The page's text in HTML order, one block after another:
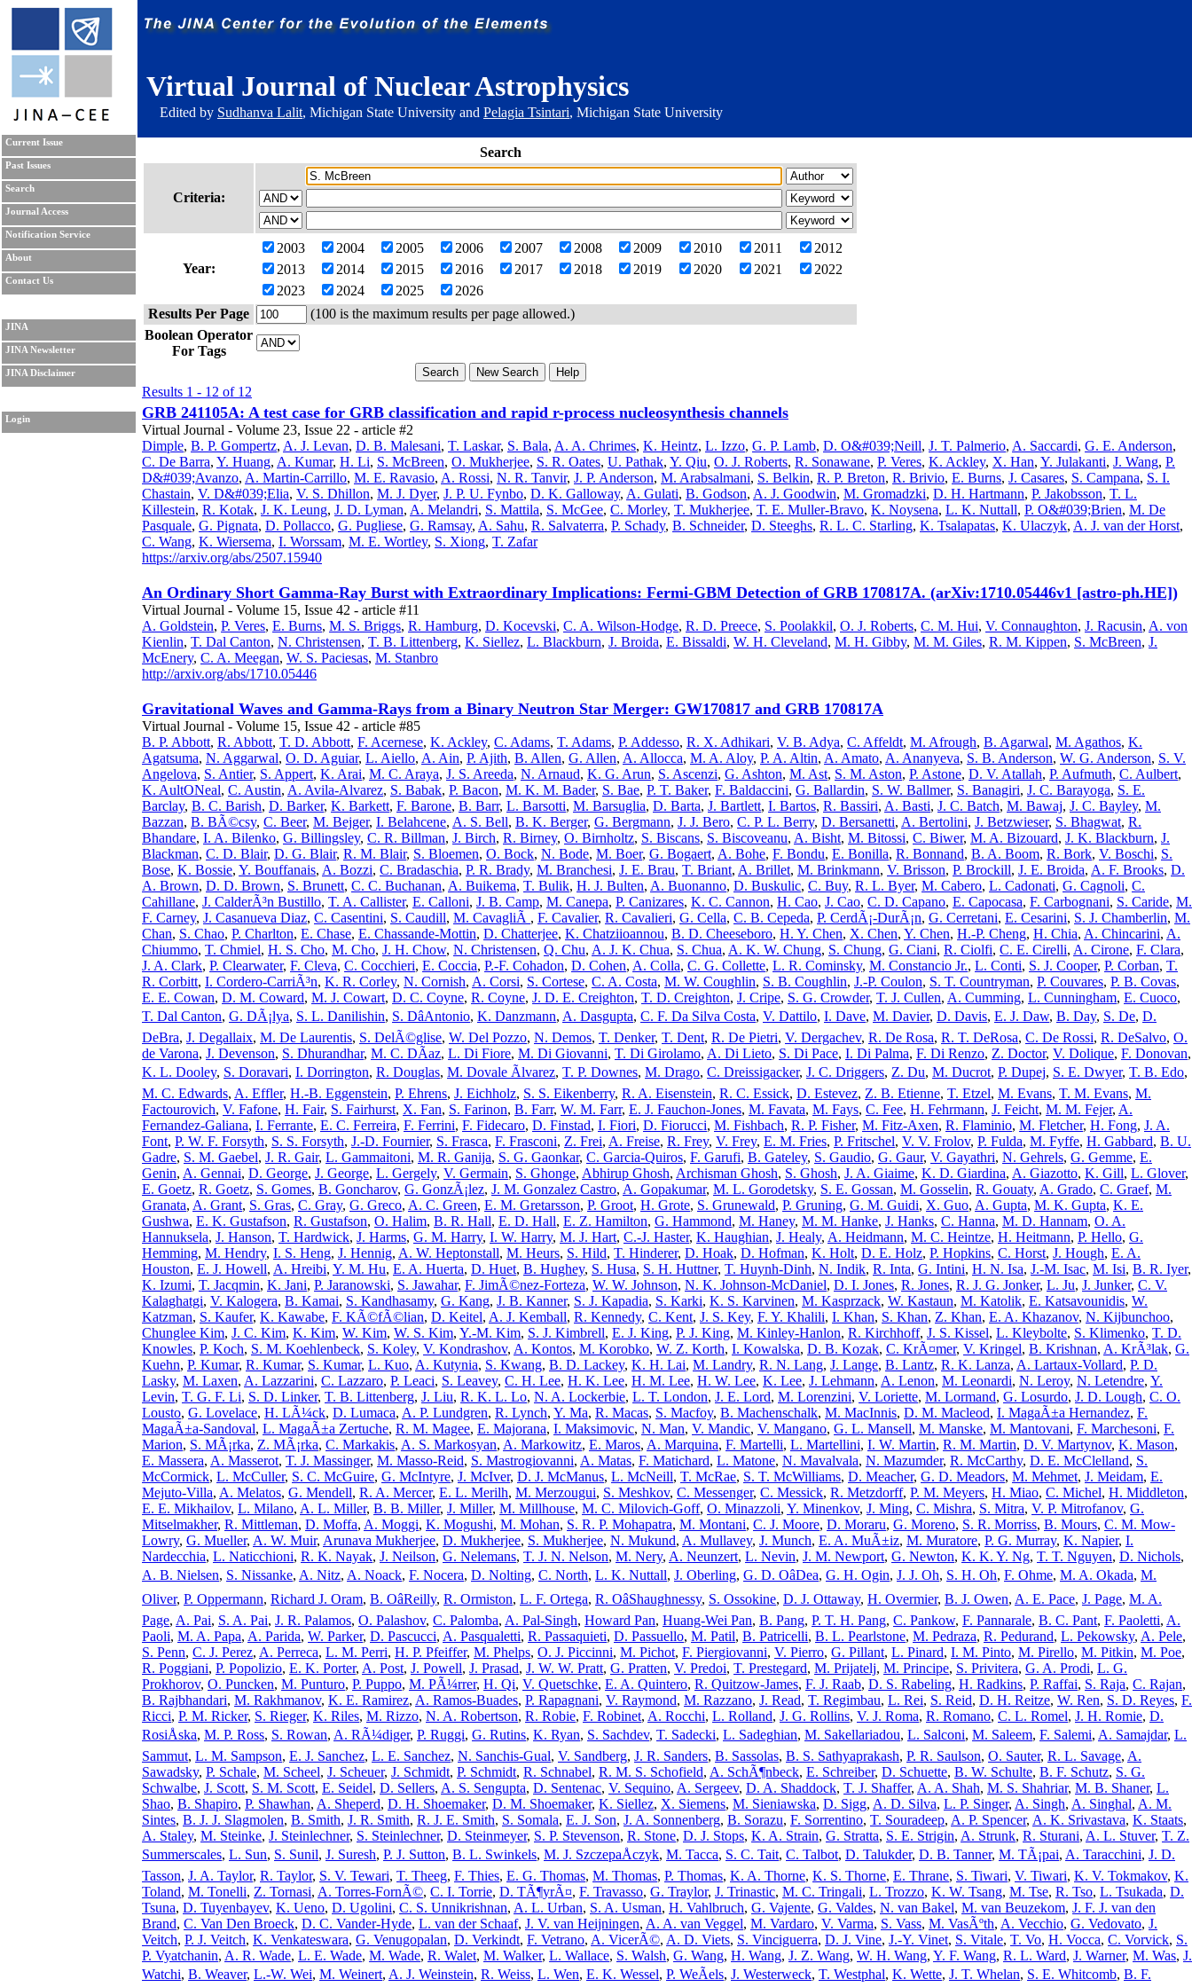
Virtual Journal of Nuclear Astrophysics
Edited by Sudhanva Lalit, Michigan State University and Pelagia Tsintari, Michigan State University
Current Issue
Past Issues
Search
Journal Access
Notification Service
About
Contact Us
JINA
JINA Newsletter
JINA Disclaimer
Login
Search
Criteria:
Year:
2003 2004 2005 2006 2007 2008 2009 2010 2011
2012
2013
2014 2015 2016 2017 2018 2019 2020 2021
2022
2023
2024 2025
2026
Results Per Page
(100 is the maximum results per page allowed.)
Boolean Operator
For Tags
Results 1 - 12 of 12
GRB 241105A: A test case for GRB classification and rapid r-process nucleosynthesis channels
Virtual Journal - Volume 23, Issue 22 - article #2
Dimple, B. P. Gompertz, A. J. Levan, D. B. Malesani, T. Laskar, S. Bala, A. A. Chrimes, K. Heintz, L. Izzo, G. P. Lamb, D. O&#039;Neill, J. T. Palmerio, A. Saccardi, G. E. Anderson,
C. De Barra, Y. Huang, A. Kumar, H. Li, S. McBreen, O. Mukherjee, S. R. Oates, U. Pathak, Y. Qiu, O. J. Roberts, R. Sonawane, P. Veres, K. Ackley, X. Han, Y. Julakanti, J. Wang, P.
D&#039;Avanzo, A. Martin-Carrillo, M. E. Ravasio, A. Rossi, N. R. Tanvir, J. P. Anderson, M. Arabsalmani, S. Belkin, R. P. Breton, R. Brivio, E. Burns, J. Casares, S. Campana, S. I.
Chastain, V. D&#039;Elia, V. S. Dhillon, M. J. Dyer, J. P. U. Fynbo, D. K. Galloway, A. Gulati, B. Godson, A. J. Goodwin, M. Gromadzki, D. H. Hartmann, P. Jakobsson, T. L.
Killestein, R. Kotak, J. K. Leung, J. D. Lyman, A. Melandri, S. Mattila, S. McGee, C. Morley, T. Mukherjee, T. E. Muller-Bravo, K. Noysena, L. K. Nuttall, P. O&#039;Brien, M. De
Pasquale, G. Pignata, D. Pollacco, G. Pugliese, G. Ramsay, A. Sahu, R. Salvaterra, P. Schady, B. Schneider, D. Steeghs, R. L. C. Starling, K. Tsalapatas, K. Ulaczyk, A. J. van der Horst,
C. Wang, K. Wiersema, I. Worssam, M. E. Wortley, S. Xiong, T. Zafar
https://arxiv.org/abs/2507.15940
An Ordinary Short Gamma-Ray Burst with Extraordinary Implications: Fermi-GBM Detection of GRB 170817A. (arXiv:1710.05446v1 [astro-ph.HE])
Virtual Journal - Volume 15, Issue 42 - article #11
A. Goldstein, P. Veres, E. Burns, M. S. Briggs, R. Hamburg, D. Kocevski, C. A. Wilson-Hodge, R. D. Preece, S. Poolakkil, O. J. Roberts, C. M. Hui, V. Connaughton, J. Racusin, A. von
Kienlin, T. Dal Canton, N. Christensen, T. B. Littenberg, K. Siellez, L. Blackburn, J. Broida, E. Bissaldi, W. H. Cleveland, M. H. Gibby, M. M. Giles, R. M. Kippen, S. McBreen, J.
McEnery, C. A. Meegan, W. S. Paciesas, M. Stanbro
http://arxiv.org/abs/1710.05446
Gravitational Waves and Gamma-Rays from a Binary Neutron Star Merger: GW170817 and GRB 170817A
Virtual Journal - Volume 15, Issue 42 - article #85
B. P. Abbott, R. Abbott, T. D. Abbott, F. Acernese, K. Ackley, C. Adams, T. Adams, P. Addesso, R. X. Adhikari, V. B. Adya, C. Affeldt, M. Afrough, B. Agarwal, M. Agathos, K.
Agatsuma, N. Aggarwal, O. D. Aguiar, L. Aiello, A. Ain, P. Ajith, B. Allen, G. Allen, A. Allocca, M. A. Aloy, P. A. Altin, A. Amato, A. Ananyeva, S. B. Anderson, W. G. Anderson, S. V.
Angelova, S. Antier, S. Appert, K. Arai, M. C. Araya, J. S. Areeda, N. Arnaud, K. G. Arun, S. Ascenzi, G. Ashton, M. Ast, S. M. Aston, P. Astone, D. V. Atallah, P. Aufmuth, C. Aulbert,
K. AultONeal, C. Austin, A. Avila-Alvarez, S. Babak, P. Bacon, M. K. M. Bader, S. Bae, P. T. Baker, F. Baldaccini, G. Ballardin, S. W. Ballmer, S. Banagiri, J. C. Barayoga, S. E.
Barclay, B. C. Barish, D. Barker, K. Barkett, F. Barone, B. Barr, L. Barsotti, M. Barsuglia, D. Barta, J. Bartlett, I. Bartos, R. Bassiri, A. Basti, J. C. Batch, M. Bawaj, J. C. Bayley, M.
Bazzan, B. BÃ©csy, C. Beer, M. Bejger, I. Belahcene, A. S. Bell, B. K. Berger, G. Bergmann, J. J. Bero, C. P. L. Berry, D. Bersanetti, A. Bertolini, J. Betzwieser, S. Bhagwat, R.
Bhandare, I. A. Bilenko, G. Billingsley, C. R. Billman, J. Birch, R. Birney, O. Birnholtz, S. Biscans, S. Biscoveanu, A. Bisht, M. Bitossi, C. Biwer, M. A. Bizouard, J. K. Blackburn, J.
Blackman, C. D. Blair, D. G. Blair, R. M. Blair, S. Bloemen, O. Bock, N. Bode, M. Boer, G. Bogaert, A. Bohe, F. Bondu, E. Bonilla, R. Bonnand, B. A. Boom, R. Bork, V. Boschi, S.
Bose, K. Bossie, Y. Bouffanais, A. Bozzi, C. Bradaschia, P. R. Brady, M. Branchesi, J. E. Brau, T. Briant, A. Brillet, M. Brinkmann, V. Brisson, P. Brockill, J. E. Broida, A. F. Brooks, D.
A. Brown, D. D. Brown, S. Brunett, C. C. Buchanan, A. Buikema, T. Bulik, H. J. Bulten, A. Buonanno, D. Buskulic, C. Buy, R. L. Byer, M. Cabero, L. Cadonati, G. Cagnoli, C.
Cahillane, J. CalderÃ³n Bustillo, T. A. Callister, E. Calloni, J. B. Camp, M. Canepa, P. Canizares, K. C. Cannon, H. Cao, J. Cao, C. D. Capano, E. Capocasa, F. Carbognani, S. Caride, M.
F. Carney, J. Casanueva Diaz, C. Casentini, S. Caudill, M. CavagliÃ , F. Cavalier, R. Cavalieri, G. Cella, C. B. Cepeda, P. CerdÃ¡-DurÃ¡n, G. Cerretani, E. Cesarini, S. J. Chamberlin, M.
Chan, S. Chao, P. Charlton, E. Chase, E. Chassande-Mottin, D. Chatterjee, K. Chatziioannou, B. D. Cheeseboro, H. Y. Chen, X. Chen, Y. Chen, H.-P. Cheng, H. Chia, A. Chincarini, A.
Chiummo, T. Chmiel, H. S. Cho, M. Cho, J. H. Chow, N. Christensen, Q. Chu, A. J. K. Chua, S. Chua, A. K. W. Chung, S. Chung, G. Ciani, R. Ciolfi, C. E. Cirelli, A. Cirone, F. Clara,
J. A. Clark, P. Clearwater, F. Cleva, C. Cocchieri, E. Coccia, P.-F. Cohadon, D. Cohen, A. Colla, C. G. Collette, L. R. Cominsky, M. Constancio Jr., L. Conti, S. J. Cooper, P. Corban, T.
R. Corbitt, I. Cordero-CarriÃ³n, K. R. Corley, N. Cornish, A. Corsi, S. Cortese, C. A. Costa, M. W. Coughlin, S. B. Coughlin, J.-P. Coulon, S. T. Countryman, P. Couvares, P. B. Covas,
E. E. Cowan, D. M. Coward, M. J. Cowart, D. C. Coyne, R. Coyne, J. D. E. Creighton, T. D. Creighton, J. Cripe, S. G. Crowder, T. J. Cullen, A. Cumming, L. Cunningham, E. Cuoco,
T. Dal Canton, G. DÃ¡lya, S. L. Danilishin, S. DâAntonio, K. Danzmann, A. Dasgupta, C. F. Da Silva Costa, V. Dattilo, I. Dave, M. Davier, D. Davis, E. J. Daw, B. Day, S. De, D.
DeBra, J. Degallaix, M. De Laurentis, S. DelÃ©glise, W. Del Pozzo, N. Demos, T. Denker, T. Dent, R. De Pietri, V. Dergachev, R. De Rosa, R. T. DeRosa, C. De Rossi, R. DeSalvo, O.
de Varona, J. Devenson, S. Dhurandhar, M. C. DÃ­az, L. Di Fiore, M. Di Giovanni, T. Di Girolamo, A. Di Lieto, S. Di Pace, I. Di Palma, F. Di Renzo, Z. Doctor, V. Dolique, F. Donovan,
K. L. Dooley, S. Doravari, I. Dorrington, R. Douglas, M. Dovale Ãlvarez, T. P. Downes, M. Drago, C. Dreissigacker, J. C. Driggers, Z. Du, M. Ducrot, P. Dupej, S. E. Dwyer, T. B. Edo,
M. C. Edwards, A. Effler, H.-B. Eggenstein, P. Ehrens, J. Eichholz, S. S. Eikenberry, R. A. Eisenstein, R. C. Essick, D. Estevez, Z. B. Etienne, T. Etzel, M. Evans, T. M. Evans, M.
Factourovich, V. Fafone, H. Fair, S. Fairhurst, X. Fan, S. Farinon, B. Farr, W. M. Farr, E. J. Fauchon-Jones, M. Favata, M. Fays, C. Fee, H. Fehrmann, J. Feicht, M. M. Fejer, A.
Fernandez-Galiana, I. Ferrante, E. C. Ferreira, F. Ferrini, F. Fidecaro, D. Finstad, I. Fiori, D. Fiorucci, M. Fishbach, R. P. Fisher, M. Fitz-Axen, R. Flaminio, M. Fletcher, H. Fong, J. A.
Font, P. W. F. Forsyth, S. S. Forsyth, J.-D. Fournier, S. Frasca, F. Frasconi, Z. Frei, A. Freise, R. Frey, V. Frey, E. M. Fries, P. Fritschel, V. V. Frolov, P. Fulda, M. Fyffe, H. Gabbard, B. U.
Gadre, S. M. Gaebel, J. R. Gair, L. Gammaitoni, M. R. Ganija, S. G. Gaonkar, C. Garcia-Quiros, F. Garufi, B. Gateley, S. Gaudio, G. Gaur, V. Gayathri, N. Gehrels, G. Gemme, E.
Genin, A. Gennai, D. George, J. George, L. Gergely, V. Germain, S. Ghonge, Abhirup Ghosh, Archisman Ghosh, S. Ghosh, J. A. Giaime, K. D. Giardina, A. Giazotto, K. Gill, L. Glover,
E. Goetz, R. Goetz, S. Gomes, B. Goncharov, G. GonzÃ¡lez, J. M. Gonzalez Castro, A. Gopakumar, M. L. Gorodetsky, S. E. Gossan, M. Gosselin, R. Gouaty, A. Grado, C. Graef, M.
Granata, A. Grant, S. Gras, C. Gray, G. Greco, A. C. Green, E. M. Gretarsson, P. Groot, H. Grote, S. Grunewald, P. Gruning, G. M. Guidi, X. Guo, A. Gupta, M. K. Gupta, K. E.
Gushwa, E. K. Gustafson, R. Gustafson, O. Halim, B. R. Hall, E. D. Hall, E. Z. Hamilton, G. Hammond, M. Haney, M. M. Hanke, J. Hanks, C. Hanna, M. D. Hannam, O. A.
Hannuksela, J. Hanson, T. Hardwick, J. Harms, G. M. Harry, I. W. Harry, M. J. Hart, C.-J. Haster, K. Haughian, J. Healy, A. Heidmann, M. C. Heintze, H. Heitmann, P. Hello, G.
Hemming, M. Hendry, I. S. Heng, J. Hennig, A. W. Heptonstall, M. Heurs, S. Hild, T. Hinderer, D. Hoak, D. Hofman, K. Holt, D. E. Holz, P. Hopkins, C. Horst, J. Hough, E. A.
Houston, E. J. Howell, A. Hreibi, Y. M. Hu, E. A. Huerta, D. Huet, B. Hughey, S. Husa, S. H. Huttner, T. Huynh-Dinh, N. Indik, R. Inta, G. Intini, H. N. Isa, J.-M. Isac, M. Isi, B. R. Iyer,
K. Izumi, T. Jacqmin, K. Jani, P. Jaranowski, S. Jawahar, F. JimÃ©nez-Forteza, W. W. Johnson, N. K. Johnson-McDaniel, D. I. Jones, R. Jones, R. J. G. Jonker, L. Ju, J. Junker, C. V.
Kalaghatgi, V. Kalogera, B. Kamai, S. Kandhasamy, G. Kang, J. B. Kanner, S. J. Kapadia, S. Karki, K. S. Karvinen, M. Kasprzack, W. Kastaun, M. Katolik, E. Katsavounidis, W.
Katzman, S. Kaufer, K. Kawabe, F. KÃ©fÃ©lian, D. Keitel, A. J. Kemball, R. Kennedy, C. Kent, J. S. Key, F. Y. Khalili, I. Khan, S. Khan, Z. Khan, E. A. Khazanov, N. Kijbunchoo,
Chunglee Kim, J. C. Kim, K. Kim, W. Kim, W. S. Kim, Y.-M. Kim, S. J. Kimbrell, E. J. King, P. J. King, M. Kinley-Hanlon, R. Kirchhoff, J. S. Kissel, L. Kleybolte, S. Klimenko, T. D.
Knowles, P. Koch, S. M. Koehlenbeck, S. Koley, V. Kondrashov, A. Kontos, M. Korobko, W. Z. Korth, I. Kowalska, D. B. Kozak, C. KrÃ¤mer, V. Kringel, B. Krishnan, A. KrÃ³lak, G.
Kuehn, P. Kumar, R. Kumar, S. Kumar, L. Kuo, A. Kutynia, S. Kwang, B. D. Lackey, K. H. Lai, M. Landry, R. N. Lang, J. Lange, B. Lantz, R. K. Lanza, A. Lartaux-Vollard, P. D.
Lasky, M. Laxen, A. Lazzarini, C. Lazzaro, P. Leaci, S. Leavey, C. H. Lee, H. K. Lee, H. M. Lee, H. W. Lee, K. Lee, J. Lehmann, A. Lenon, M. Leonardi, N. Leroy, N. Letendre, Y.
Levin, T. G. F. Li, S. D. Linker, T. B. Littenberg, J. Liu, R. K. L. Lo, N. A. Lockerbie, L. T. London, J. E. Lord, M. Lorenzini, V. Loriette, M. Lormand, G. Losurdo, J. D. Lough, C. O.
Lousto, G. Lovelace, H. LÃ¼ck, D. Lumaca, A. P. Lundgren, R. Lynch, Y. Ma, R. Macas, S. Macfoy, B. Machenschalk, M. MacInnis, D. M. Macleod, I. MagaÃ±a Hernandez, F.
MagaÃ±a-Sandoval, L. MagaÃ±a Zertuche, R. M. Magee, E. Majorana, I. Maksimovic, N. Man, V. Mandic, V. Mangano, G. L. Mansell, M. Manske, M. Mantovani, F. Marchesoni, F.
Marion, S. MÃ¡rka, Z. MÃ¡rka, C. Markakis, A. S. Markosyan, A. Markowitz, E. Maros, A. Marquina, F. Martelli, L. Martellini, I. W. Martin, R. M. Martin, D. V. Martynov, K. Mason,
E. Massera, A. Masserot, T. J. Massinger, M. Masso-Reid, S. Mastrogiovanni, A. Matas, F. Matichard, L. Matone, N. Mavalvala, N. Mazumder, R. McCarthy, D. E. McClelland, S.
McCormick, L. McCuller, S. C. McGuire, G. McIntyre, J. McIver, D. J. McManus, L. McNeill, T. McRae, S. T. McWilliams, D. Meacher, G. D. Meadors, M. Mehmet, J. Meidam, E.
Mejuto-Villa, A. Melatos, G. Mendell, R. A. Mercer, E. L. Merilh, M. Merzougui, S. Meshkov, C. Messenger, C. Messick, R. Metzdorff, P. M. Meyers, H. Miao, C. Michel, H. Middleton,
E. E. Mikhailov, L. Milano, A. L. Miller, B. B. Miller, J. Miller, M. Millhouse, M. C. Milovich-Goff, O. Minazzoli, Y. Minenkov, J. Ming, C. Mishra, S. Mitra, V. P. Mitrofanov, G.
Mitselmakher, R. Mittleman, D. Moffa, A. Moggi, K. Mogushi, M. Mohan, S. R. P. Mohapatra, M. Montani, C. J. Moore, D. Moraru, G. Moreno, S. R. Morriss, B. Mours, C. M. Mow-
Lowry, G. Mueller, A. W. Muir, Arunava Mukherjee, D. Mukherjee, S. Mukherjee, N. Mukund, A. Mullavey, J. Munch, E. A. MuÃ±iz, M. Muratore, P. G. Murray, K. Napier, I.
Nardecchia, L. Naticchioni, R. K. Nayak, J. Neilson, G. Nelemans, T. J. N. Nelson, M. Nery, A. Neunzert, L. Nevin, J. M. Newport, G. Newton, K. K. Y. Ng, T. T. Nguyen, D. Nichols,
A. B. Nielsen, S. Nissanke, A. Nitz, A. Noack, F. Nocera, D. Nolting, C. North, L. K. Nuttall, J. Oberling, G. D. OâDea, G. H. Ogin, J. J. Oh, S. H. Oh, F. Ohme, M. A. Okada, M.
Oliver, P. Oppermann, Richard J. Oram, B. OâReilly, R. Ormiston, L. F. Ortega, R. OâShaughnessy, S. Ossokine, D. J. Ottaway, H. Overmier, B. J. Owen, A. E. Pace, J. Page, M. A.
Page, A. Pai, S. A. Pai, J. R. Palamos, O. Palashov, C. Palomba, A. Pal-Singh, Howard Pan, Huang-Wei Pan, B. Pang, P. T. H. Pang, C. Pankow, F. Pannarale, B. C. Pant, F. Paoletti, A.
Paoli, M. A. Papa, A. Parida, W. Parker, D. Pascucci, A. Pasqualetti, R. Passaquieti, D. Passuello, M. Patil, B. Patricelli, B. L. Pearlstone, M. Pedraza, R. Pedurand, L. Pekowsky, A. Pele,
S. Penn, C. J. Perez, A. Perreca, L. M. Perri, H. P. Pfeiffer, M. Phelps, O. J. Piccinni, M. Pichot, F. Piergiovanni, V. Pierro, G. Pillant, L. Pinard, I. M. Pinto, M. Pirello, M. Pitkin, M. Poe,
R. Poggiani, P. Popolizio, E. K. Porter, A. Post, J. Powell, J. Prasad, J. W. W. Pratt, G. Pratten, V. Predoi, T. Prestegard, M. Prijatelj, M. Principe, S. Privitera, G. A. Prodi, L. G.
Prokhorov, O. Puncken, M. Punturo, P. Puppo, M. PÃ¼rrer, H. Qi, V. Quetschke, E. A. Quintero, R. Quitzow-James, F. J. Raab, D. S. Rabeling, H. Radkins, P. Raffai, S. Raja, C. Rajan,
B. Rajbhandari, M. Rakhmanov, K. E. Ramirez, A. Ramos-Buades, P. Rapagnani, V. Raymond, M. Razzano, J. Read, T. Regimbau, L. Rei, S. Reid, D. H. Reitze, W. Ren, S. D. Reyes, F.
Ricci, P. M. Ricker, S. Rieger, K. Riles, M. Rizzo, N. A. Robertson, R. Robie, F. Robinet, A. Rocchi, L. Rolland, J. G. Rollins, V. J. Roma, R. Romano, C. L. Romel, J. H. Romie, D.
RosiÅska, M. P. Ross, S. Rowan, A. RÃ¼diger, P. Ruggi, G. Rutins, K. Ryan, S. Sachdev, T. Sadecki, L. Sadeghian, M. Sakellariadou, L. Salconi, M. Saleem, F. Salemi, A. Samajdar, L.
Sammut, L. M. Sampson, E. J. Sanchez, L. E. Sanchez, N. Sanchis-Gual, V. Sandberg, J. R. Sanders, B. Sassolas, B. S. Sathyaprakash, P. R. Saulson, O. Sauter, R. L. Savage, A.
Sawadsky, P. Schale, M. Scheel, J. Scheuer, J. Schmidt, P. Schmidt, R. Schnabel, R. M. S. Schofield, A. SchÃ¶nbeck, E. Schreiber, D. Schuette, B. W. Schulte, B. F. Schutz, S. G.
Schwalbe, J. Scott, S. M. Scott, E. Seidel, D. Sellers, A. S. Sengupta, D. Sentenac, V. Sequino, A. Sergeev, D. A. Shaddock, T. J. Shaffer, A. A. Shah, M. S. Shahriar, M. B. Shaner, L.
Shao, B. Shapiro, P. Shawhan, A. Sheperd, D. H. Shoemaker, D. M. Shoemaker, K. Siellez, X. Siemens, M. Sieniawska, D. Sigg, A. D. Silva, L. P. Singer, A. Singh, A. Singhal, A. M.
Sintes, B. J. J. Slagmolen, B. Smith, J. R. Smith, R. J. E. Smith, S. Somala, E. J. Son, J. A. Sonnenberg, B. Sorazu, F. Sorrentino, T. Souradeep, A. P. Spencer, A. K. Srivastava, K. Staats,
A. Staley, M. Steinke, J. Steinlechner, S. Steinlechner, D. Steinmeyer, S. P. Stevenson, R. Stone, D. J. Stops, K. A. Strain, G. Stratta, S. E. Strigin, A. Strunk, R. Sturani, A. L. Stuver, T. Z.
Summerscales, L. Sun, S. Sunil, J. Suresh, P. J. Sutton, B. L. Swinkels, M. J. SzczepaÅczyk, M. Tacca, S. C. Tait, C. Talbot, D. Talukder, D. B. Tanner, M. TÃ¡pai, A. Taracchini, J. D.
Tasson, J. A. Taylor, R. Taylor, S. V. Tewari, T. Theeg, F. Thies, E. G. Thomas, M. Thomas, P. Thomas, K. A. Thorne, K. S. Thorne, E. Thrane, S. Tiwari, V. Tiwari, K. V. Tokmakov, K.
Toland, M. Tonelli, Z. Tornasi, A. Torres-FornÃ©, C. I. Torrie, D. TÃ¶yrÃ¤, F. Travasso, G. Traylor, J. Trinastic, M. C. Tringali, L. Trozzo, K. W. Tsang, M. Tse, R. Tso, L. Tsukada, D.
Tsuna, D. Tuyenbayev, K. Ueno, D. Ugolini, C. S. Unnikrishnan, A. L. Urban, S. A. Usman, H. Vahlbruch, G. Vajente, G. Valdes, N. van Bakel, M. van Beuzekom, J. F. J. van den
Brand, C. Van Den Broeck, D. C. Vander-Hyde, L. van der Schaaf, J. V. van Heijningen, A. A. van Veggel, M. Vardaro, V. Varma, S. Vass, M. VasÃºth, A. Vecchio, G. Vedovato, J.
Veitch, P. J. Veitch, K. Venkateswara, G. Venugopalan, D. Verkindt, F. Vetrano, A. VicerÃ©, A. D. Viets, S. Vinciguerra, D. J. Vine, J.-Y. Vinet, S. Vitale, T. Vo, H. Vocca, C. Vorvick, S.
P. Vyatchanin, A. R. Wade, L. E. Wade, M. Wade, R. Walet, M. Walker, L. Wallace, S. Walsh, G. Wang, H. Wang, J. Z. Wang, W. H. Wang, Y. F. Wang, R. L. Ward, J. Warner, M. Was, J.
Watchi, B. Weaver, L.-W. Wei, M. Weinert, A. J. Weinstein, R. Weiss, L. Wen, E. K. Wessel, P. WeÃels, J. Westerweck, T. Westphal, K. Wette, J. T. Whelan, S. E. Whitcomb, B. F.